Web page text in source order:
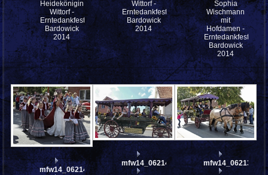
Heidekönigin
Wittorf -
Erntedankfestes
Bardowick
2014
Wittorf -
Erntedankfestes
Bardowick
2014
Sophia
Wischmann
mit
Hofdamen -
Erntedankfestes
Bardowick
2014
mfw14_062143
mfw14_062140
mfw14_062139